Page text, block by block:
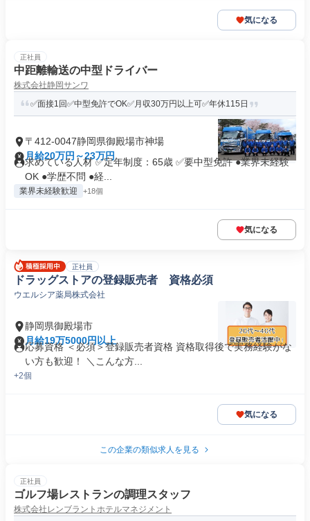
気になる
正社員
中距離輸送の中型ドライバー
株式会社静岡サンワ
✅面接1回✅中型免許でOK✅月収30万円以上可✅年休115日
〒412-0047静岡県御殿場市神場
月給20万円～23万円
求めている人材 ✅定年制度：65歳 ✅要中型免許 ●業界未経験
OK ●学歴不問 ●経...
業界未経験歓迎 +18個
気になる
正社員
ドラッグストアの登録販売者 資格必須
ウエルシア薬局株式会社
静岡県御殿場市
月給19万5000円以上
応募資格 ＜必須＞登録販売者資格 資格取得後で実務経験がな
い方も歓迎！ ＼こんな方...
+2個
気になる
この企業の類似求人を見る
正社員
ゴルフ場レストランの調理スタッフ
株式会社レンブラントホテルマネジメント